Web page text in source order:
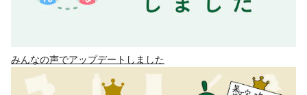
みんなの声でアップデートしました